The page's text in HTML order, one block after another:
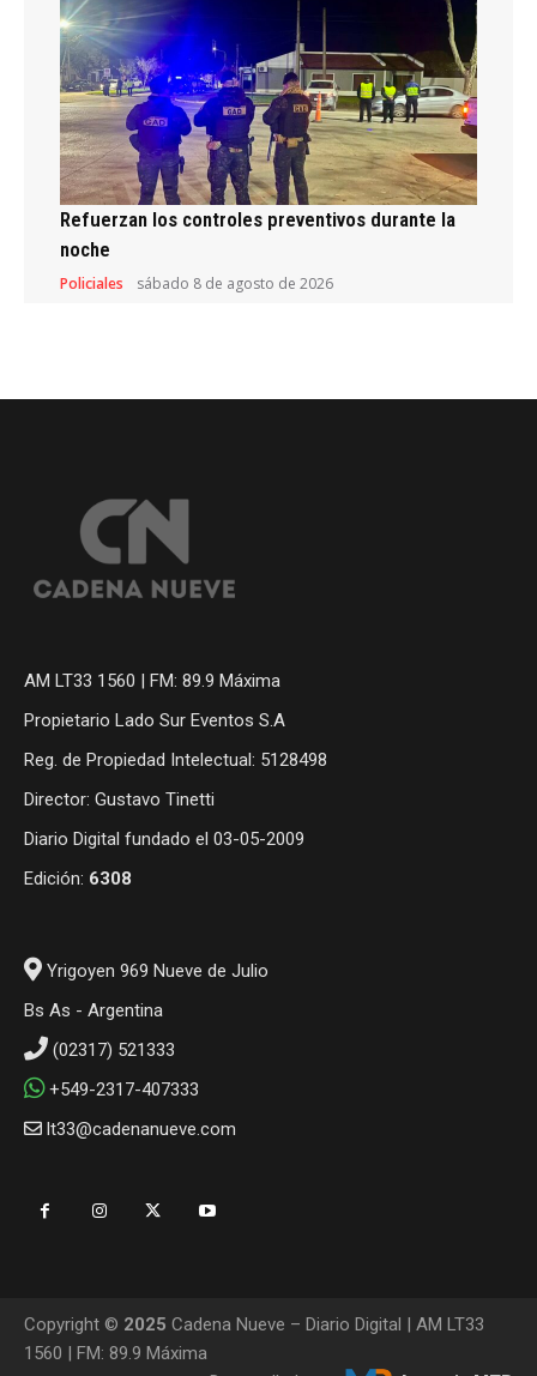
Refuerzan los controles preventivos durante la
noche
Policiales sábado 8 de agosto de 2026
AM LT33 1560 | FM: 89.9 Máxima
Propietario Lado Sur Eventos S.A
Reg. de Propiedad Intelectual: 5128498
Director: Gustavo Tinetti
Diario Digital fundado el 03-05-2009
Edición: 6308
Yrigoyen 969 Nueve de Julio
Bs As - Argentina
(02317) 521333
+549-2317-407333
lt33@cadenanueve.com
Copyright © 2025 Cadena Nueve – Diario Digital | AM LT33
1560 | FM: 89.9 Máxima